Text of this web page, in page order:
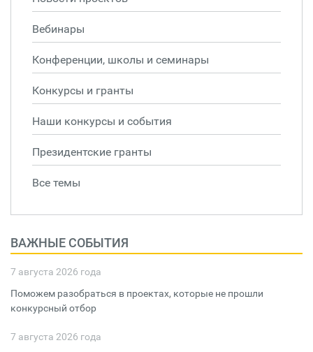
Вебинары
Конференции, школы и семинары
Конкурсы и гранты
Наши конкурсы и события
Президентские гранты
Все темы
ВАЖНЫЕ СОБЫТИЯ
7 августа 2026 года
Поможем разобраться в проектах, которые не прошли
конкурсный отбор
7 августа 2026 года